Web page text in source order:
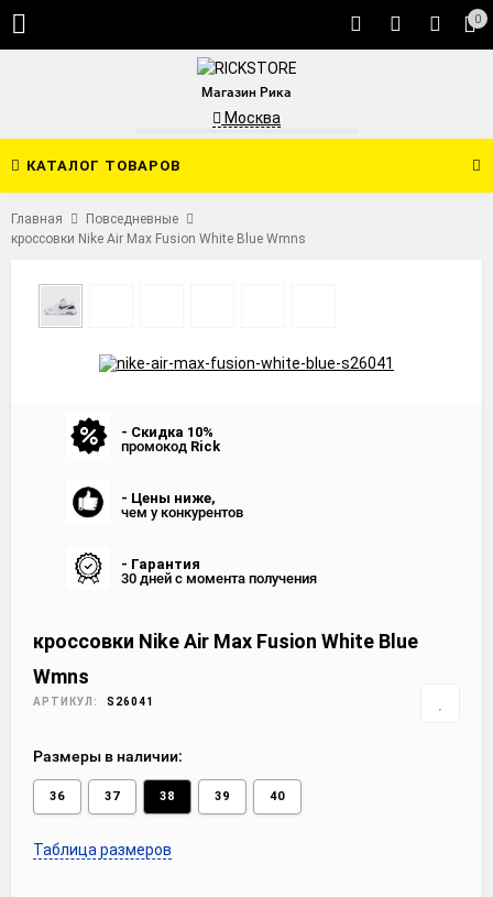
0
Магазин Рика
Москва
КАТАЛОГ ТОВАРОВ
Главная
Повседневные
кроссовки Nike Air Max Fusion White Blue Wmns
- Скидка 10%
промокод Rick
- Цены ниже,
чем у конкурентов
- Гарантия
30 дней с момента получения
кроссовки Nike Air Max Fusion White Blue
Wmns
АРТИКУЛ: S26041
Размеры в наличии:
36 37 38 39 40
Таблица размеров